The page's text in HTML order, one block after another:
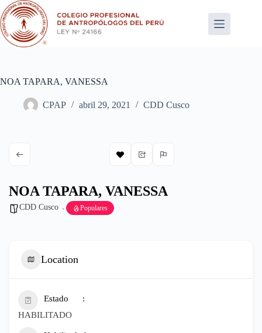
Saltar
al
contenido
NOA TAPARA, VANESSA
CPAP abril 29, 2021 CDD Cusco
NOA TAPARA, VANESSA
CDD Cusco Populares
Location
Estado
HABILITADO